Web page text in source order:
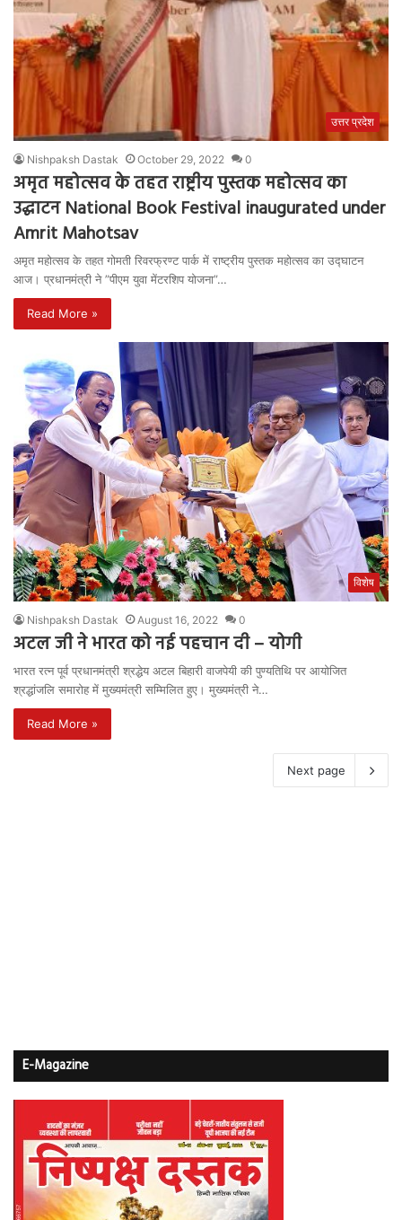
उत्तर प्रदेश
Nishpaksh Dastak October 29, 2022 0
अमृत महोत्सव के तहत राष्ट्रीय पुस्तक महोत्सव का
उद्घाटन National Book Festival inaugurated under
Amrit Mahotsav
अमृत महोत्सव के तहत गोमती रिवरफ्रण्ट पार्क में राष्ट्रीय पुस्तक महोत्सव का उद्घाटन
आज। प्रधानमंत्री ने ”पीएम युवा मेंटरशिप योजना”…
Read More »
विशेष
Nishpaksh Dastak August 16, 2022 0
अटल जी ने भारत को नई पहचान दी – योगी
भारत रत्न पूर्व प्रधानमंत्री श्रद्धेय अटल बिहारी वाजपेयी की पुण्यतिथि पर आयोजित
श्रद्धांजलि समारोह में मुख्यमंत्री सम्मिलित हुए। मुख्यमंत्री ने…
Read More »
Next page
E-Magazine